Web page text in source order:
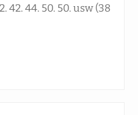
42. 44. 50. 50. usw (38